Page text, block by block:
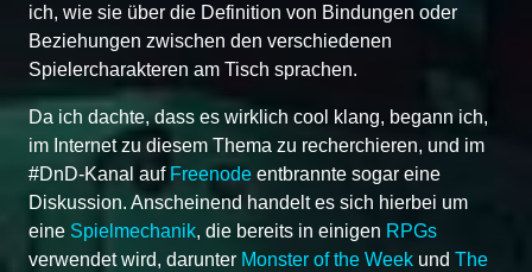
ich, wie sie über die Definition von Bindungen oder
Beziehungen zwischen den verschiedenen
Spielercharakteren am Tisch sprachen.
Da ich dachte, dass es wirklich cool klang, begann ich,
im Internet zu diesem Thema zu recherchieren, und im
#DnD-Kanal auf Freenode entbrannte sogar eine
Diskussion. Anscheinend handelt es sich hierbei um
eine Spielmechanik, die bereits in einigen RPGs
verwendet wird, darunter Monster of the Week und The